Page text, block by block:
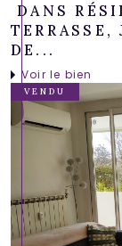
DANS
TERRASSE,
DE...
Voir le bien
VENDU